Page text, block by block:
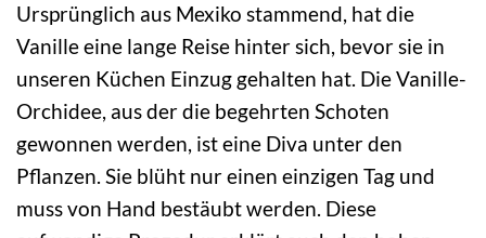
Ursprünglich aus Mexiko stammend, hat die
Vanille eine lange Reise hinter sich, bevor sie in
unseren Küchen Einzug gehalten hat. Die Vanille-
Orchidee, aus der die begehrten Schoten
gewonnen werden, ist eine Diva unter den
Pflanzen. Sie blüht nur einen einzigen Tag und
muss von Hand bestäubt werden. Diese